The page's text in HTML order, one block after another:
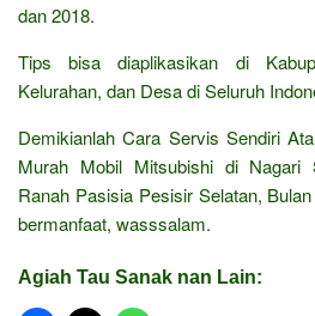
dan 2018.
Tips bisa diaplikasikan di
Kelurahan, dan Desa di Seluruh
Demikianlah Cara Servis Sendiri
Murah Mobil Mitsubishi di Nagari
Ranah Pasisia Pesisir Selatan,
bermanfaat, wasssalam.
Agiah Tau Sanak nan Lain: